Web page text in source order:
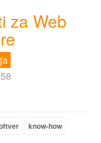
za Web
know-how